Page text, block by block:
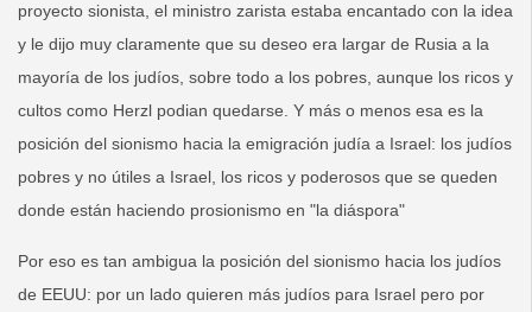
proyecto sionista, el ministro zarista estaba encantado con la idea
y le dijo muy claramente que su deseo era largar de Rusia a la
mayoría de los judíos, sobre todo a los pobres, aunque los ricos y
cultos como Herzl podian quedarse. Y más o menos esa es la
posición del sionismo hacia la emigración judía a Israel: los judíos
pobres y no útiles a Israel, los ricos y poderosos que se queden
donde están haciendo prosionismo en "la diáspora"
Por eso es tan ambigua la posición del sionismo hacia los judíos
de EEUU: por un lado quieren más judíos para Israel pero por